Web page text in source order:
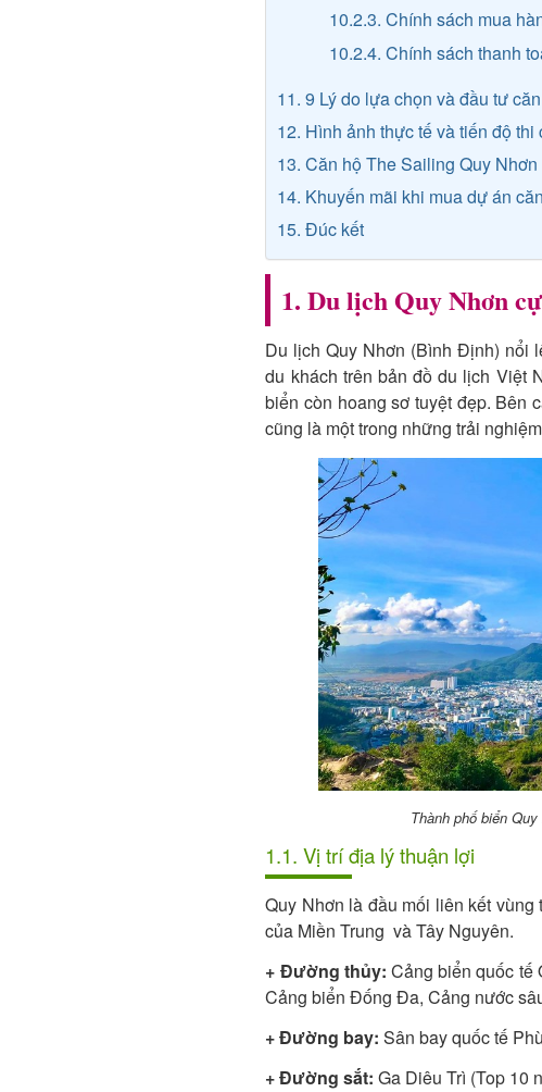
10.2.3. Chính sách mua
10.2.4. Chính sách thanh
11. 9 Lý do lựa chọn và đầu tư
12. Hình ảnh thực tế và tiến độ thi
13. Căn hộ The Sailing Quy
14. Khuyến mãi khi mua dự án
15. Đúc kết
1. Du lịch Quy Nhơn
Du lịch Quy Nhơn (Bình Định) nổi
du khách trên bản đồ du lịch Việt
biển còn hoang sơ tuyệt đẹp. Bên
cũng là một trong những trải
Thành phố biển
1.1. Vị trí địa lý thuận lợi
Quy Nhơn là đầu mối liên kết
của Miền Trung và Tây Nguyên.
+ Đường thủy: Cảng biển quốc tế
Cảng biển Đống Đa, Cảng nước
+ Đường bay: Sân bay quốc tế
+ Đường sắt: Ga Diêu Trì (Top 10